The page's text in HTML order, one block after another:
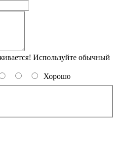
Используйте обычный
Хорошо